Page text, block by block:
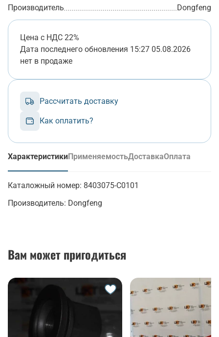
Производитель
Dongfeng
Цена с НДС 22%
Дата последнего обновления 15:27 05.08.2026
нет в продаже
Рассчитать доставку
Как оплатить?
Характеристики
(активная вкладка)
ПрименяемостьДоставкаОплата
Каталожный номер: 8403075-C0101
Производитель: Dongfeng
Вам может пригодиться